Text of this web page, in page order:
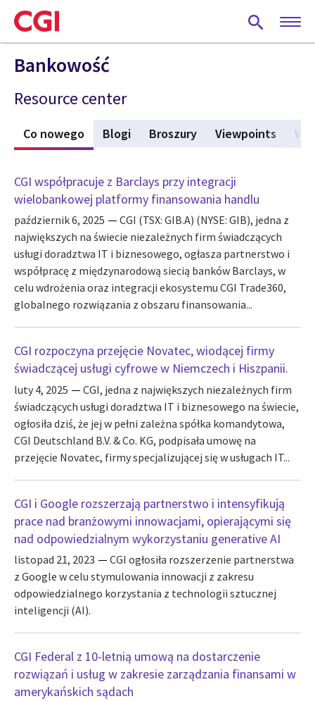
Skip
to
main
content
Bankowość
Resource center
Co nowego (aktywna karta)
Blogi Broszury Viewpoints
CGI współpracuje z Barclays przy integracji
wielobankowej platformy finansowania handlu
październik 6, 2025
CGI (TSX: GIB.A) (NYSE: GIB), jedna z
największych na świecie niezależnych firm świadczących
usługi doradztwa IT i biznesowego, ogłasza partnerstwo i
współpracę z międzynarodową siecią banków Barclays, w
celu wdrożenia oraz integracji ekosystemu CGI Trade360,
globalnego rozwiązania z obszaru finansowania...
CGI rozpoczyna przejęcie Novatec, wiodącej firmy
świadczącej usługi cyfrowe w Niemczech i Hiszpanii.
luty 4, 2025
CGI, jedna z największych niezależnych firm
świadczących usługi doradztwa IT i biznesowego na świecie,
ogłosiła dziś, że jej w pełni zależna spółka komandytowa,
CGI Deutschland B.V. & Co. KG, podpisała umowę na
przejęcie Novatec, firmy specjalizującej się w usługach IT...
CGI i Google rozszerzają partnerstwo i intensyfikują
prace nad branżowymi innowacjami, opierającymi się
nad odpowiedzialnym wykorzystaniu generative AI
listopad 21, 2023
CGI ogłosiła rozszerzenie partnerstwa
z Google w celu stymulowania innowacji z zakresu
odpowiedzialnego korzystania z technologii sztucznej
inteligencji (AI).
CGI Federal z 10-letnią umową na dostarczenie
rozwiązań i usług w zakresie zarządzania finansami w
amerykańskich sądach